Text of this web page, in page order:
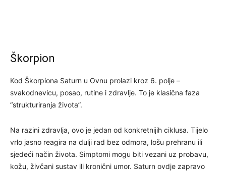
Škorpion
Kod Škorpiona Saturn u Ovnu prolazi kroz 6. polje –
svakodnevicu, posao, rutine i zdravlje. To je klasična faza
“strukturiranja života”.
Na razini zdravlja, ovo je jedan od konkretnijih ciklusa. Tijelo
vrlo jasno reagira na dulji rad bez odmora, lošu prehranu ili
sjedeći način života. Simptomi mogu biti vezani uz probavu,
kožu, živčani sustav ili kronični umor. Saturn ovdje zapravo